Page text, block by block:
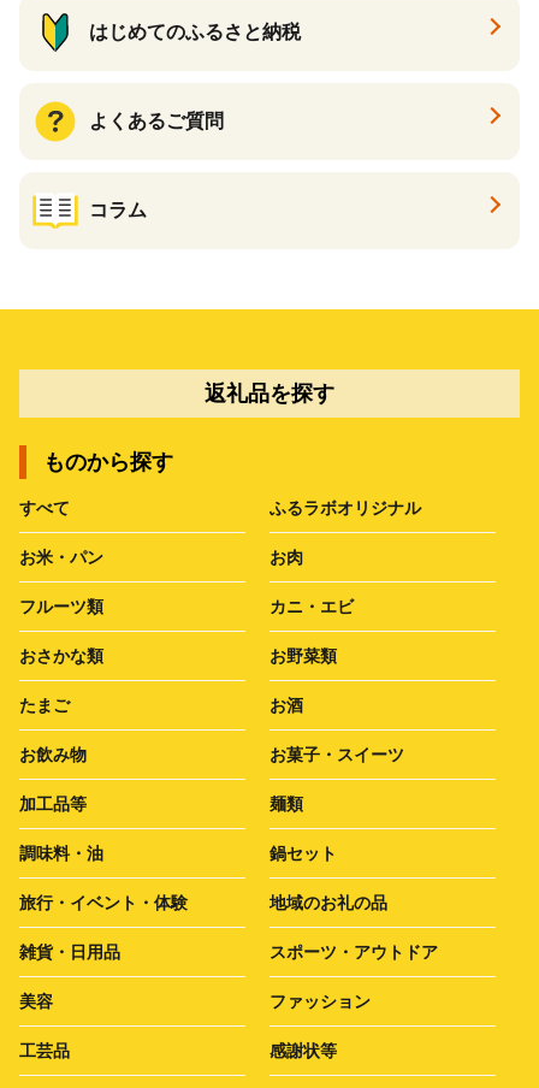
はじめてのふるさと納税
よくあるご質問
コラム
返礼品を探す
ものから探す
すべて ふるラボオリジナル
お米・パン お肉
フルーツ類 カニ・エビ
おさかな類 お野菜類
たまご お酒
お飲み物 お菓子・スイーツ
加工品等 麺類
調味料・油 鍋セット
旅行・イベント・体験 地域のお礼の品
雑貨・日用品 スポーツ・アウトドア
美容 ファッション
工芸品 感謝状等